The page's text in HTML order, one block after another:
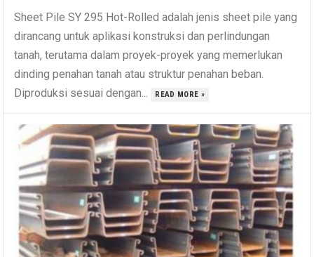
Sheet Pile SY 295 Hot-Rolled adalah jenis sheet pile yang
dirancang untuk aplikasi konstruksi dan perlindungan
tanah, terutama dalam proyek-proyek yang memerlukan
dinding penahan tanah atau struktur penahan beban.
Diproduksi sesuai dengan...
READ MORE »